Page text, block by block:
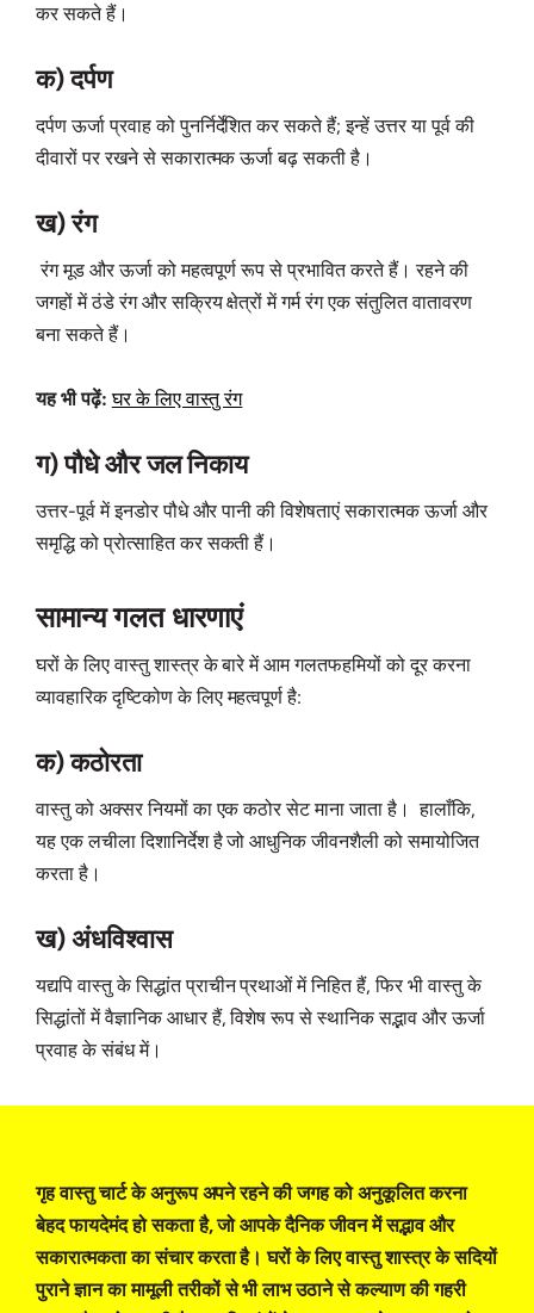
कर सकते हैं।
क) दर्पण
दर्पण ऊर्जा प्रवाह को पुनर्निर्देशित कर सकते हैं; इन्हें उत्तर या पूर्व की
दीवारों पर रखने से सकारात्मक ऊर्जा बढ़ सकती है।
ख) रंग
रंग मूड और ऊर्जा को महत्वपूर्ण रूप से प्रभावित करते हैं। रहने की
जगहों में ठंडे रंग और सक्रिय क्षेत्रों में गर्म रंग एक संतुलित वातावरण
बना सकते हैं।
यह भी पढ़ें: घर के लिए वास्तु रंग
ग) पौधे और जल निकाय
उत्तर-पूर्व में इनडोर पौधे और पानी की विशेषताएं सकारात्मक ऊर्जा और
समृद्धि को प्रोत्साहित कर सकती हैं।
सामान्य गलत धारणाएं
घरों के लिए वास्तु शास्त्र के बारे में आम गलतफहमियों को दूर करना
व्यावहारिक दृष्टिकोण के लिए महत्वपूर्ण है:
क) कठोरता
वास्तु को अक्सर नियमों का एक कठोर सेट माना जाता है। हालाँकि,
यह एक लचीला दिशानिर्देश है जो आधुनिक जीवनशैली को समायोजित
करता है।
ख) अंधविश्वास
यद्यपि वास्तु के सिद्धांत प्राचीन प्रथाओं में निहित हैं, फिर भी वास्तु के
सिद्धांतों में वैज्ञानिक आधार हैं, विशेष रूप से स्थानिक सद्भाव और ऊर्जा
प्रवाह के संबंध में।
गृह वास्तु चार्ट के अनुरूप अपने रहने की जगह को अनुकूलित करना
बेहद फायदेमंद हो सकता है, जो आपके दैनिक जीवन में सद्भाव और
सकारात्मकता का संचार करता है। घरों के लिए वास्तु शास्त्र के सदियों
पुराने ज्ञान का मामूली तरीकों से भी लाभ उठाने से कल्याण की गहरी